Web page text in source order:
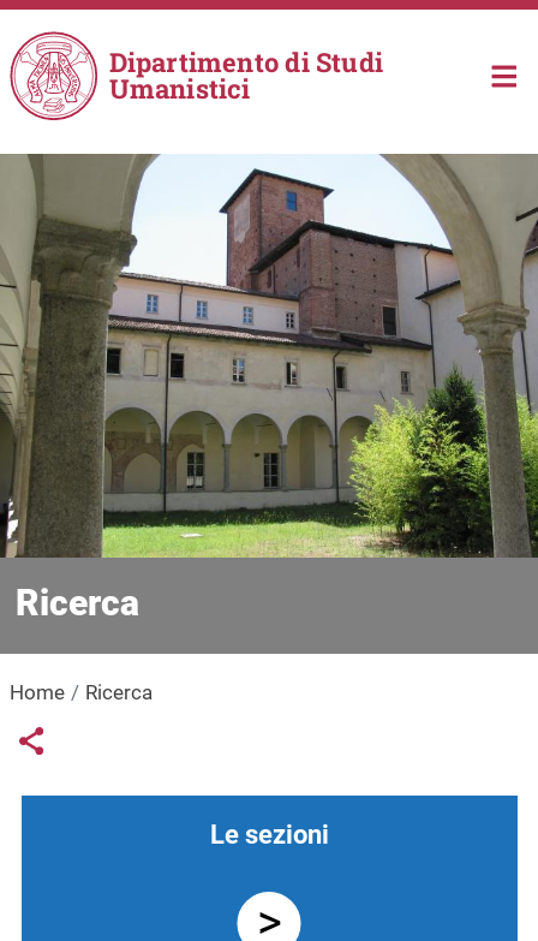
Salta al contenuto principale
Dipartimento di Studi
Umanistici
Ricerca
Home Ricerca
Links condivisione social
Share button
Navigazione principale
Le sezioni